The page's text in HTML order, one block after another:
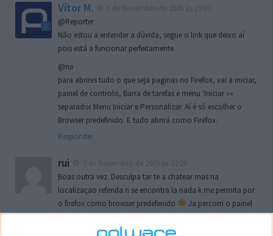
Vítor M.
@Reporter
Não estou a entender a dúvida, segue o link que deixo aí
pois está a funcionar perfeitamente.
@rui
para abrires tudo o que seja paginas no Firefox, vai a iniciar,
painel de controlo, Barra de tarefas e menu ‘Iniciar »»
separador Menu Iniciar e Personalizar. Aí é só escolher o
Browser predefinido. E tudo abrirá como Firefox.
Responder
rui
Boas outra vez. Desculpa tar te a chatear mas na
localizaçao referida n se encontra la nada k me permita por
o firefox como browser predefenido
Ja percorri o painel
de control tudo e nada. Tou a comecar a desesperar, ate ja
tentei apagar o explorer na tentativa de forçar o uso do